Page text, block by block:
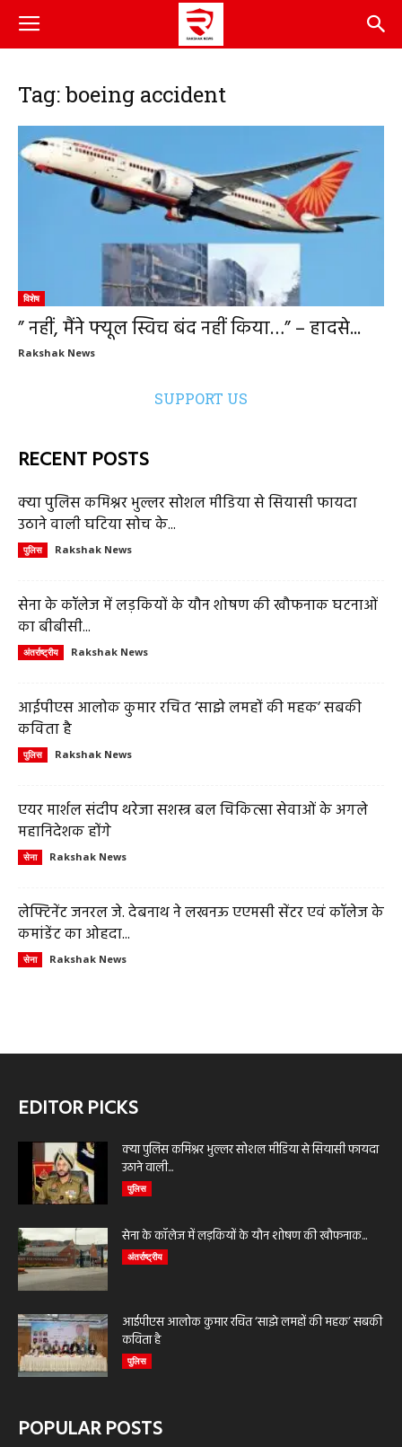
Tag: boeing accident
विशेष
” नहीं, मैंने फ्यूल स्विच बंद नहीं किया…” – हादसे...
Rakshak News
SUPPORT US
RECENT POSTS
क्या पुलिस कमिश्नर भुल्लर सोशल मीडिया से सियासी फायदा
उठाने वाली घटिया सोच के...
पुलिस Rakshak News
सेना के कॉलेज में लड़कियों के यौन शोषण की खौफनाक घटनाओं
का बीबीसी...
अंतर्राष्ट्रीय Rakshak News
आईपीएस आलोक कुमार रचित ‘साझे लमहों की महक’ सबकी
कविता है
पुलिस Rakshak News
एयर मार्शल संदीप थरेजा सशस्त्र बल चिकित्सा सेवाओं के अगले
महानिदेशक होंगे
सेना Rakshak News
लेफ्टिनेंट जनरल जे. देबनाथ ने लखनऊ एएमसी सेंटर एवं कॉलेज के
कमांडेंट का ओहदा...
सेना Rakshak News
EDITOR PICKS
क्या पुलिस कमिश्नर भुल्लर सोशल मीडिया से सियासी फायदा
उठाने वाली...
पुलिस
सेना के कॉलेज में लड़कियों के यौन शोषण की खौफनाक...
अंतर्राष्ट्रीय
आईपीएस आलोक कुमार रचित ‘साझे लमहों की महक’ सबकी
कविता है
पुलिस
POPULAR POSTS